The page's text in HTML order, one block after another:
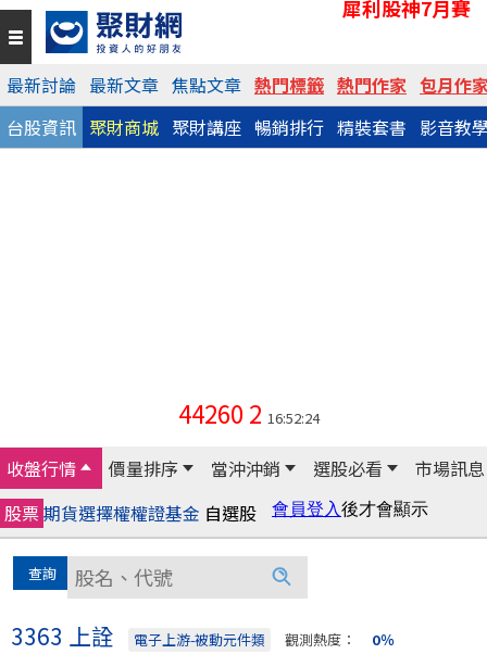
犀利股神7月賽
最新討論 最新文章 焦點文章 熱門標籤 熱門作家 包月作
台股資訊 聚財商城 聚財講座 暢銷排行 精裝套書 影音教
44260 2 16:52:24
收盤行情 價量排序 當沖沖銷 選股必看
市場訊息
股票期貨選擇權權證基金 自選股
3363 上詮 電子上游-被動元件類 觀測熱度： 0％